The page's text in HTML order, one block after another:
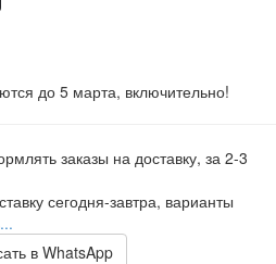
до 5 марта, включительно!
заказы на доставку, за 2-3
сегодня-завтра, варианты
в WhatsApp